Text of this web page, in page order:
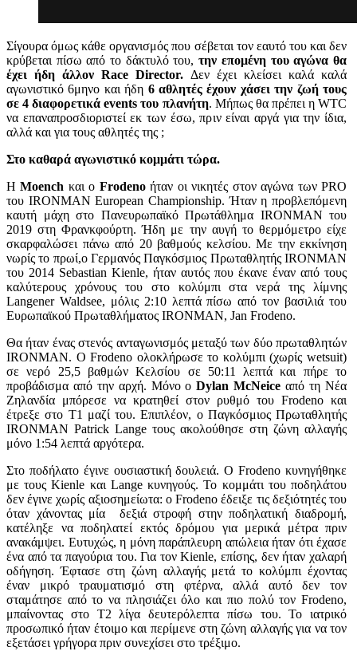
Σίγουρα όμως κάθε οργανισμός που σέβεται τον εαυτό του και δεν
κρύβεται πίσω από το δάκτυλό του,την επομένη του αγώνα θα
έχει ήδη άλλον Race Director. Δεν έχει κλείσει καλά καλά
αγωνιστικό 6μηνο και ήδη 6 αθλητές έχουν χάσει την ζωή τους
σε 4 διαφορετικά events του πλανήτη. Μήπως θα πρέπει η WTC
να επαναπροσδιοριστεί εκ των έσω, πριν είναι αργά για την ίδια,
αλλά και για τους αθλητές της ;
Στο καθαρά αγωνιστικό κομμάτι τώρα.
ΗMoench και ο Frodenoήταν οι νικητές στον αγώνα των PRO
του IRONMAN European Championship. Ήταν η προβλεπόμενη
καυτή μάχη στο Πανευρωπαϊκό Πρωτάθλημα IRONMAN του
2019 στη Φρανκφούρτη. Ήδη με την αυγή το θερμόμετρο είχε
σκαρφαλώσει πάνω από 20 βαθμούς κελσίου. Με την εκκίνηση
νωρίς το πρωί,ο Γερμανός Παγκόσμιος Πρωταθλητής IRONMAN
του 2014 Sebastian Kienle, ήταν αυτός που έκανε έναν από τους
καλύτερους χρόνους του στο κολύμπι στα νερά της λίμνης
Langener Waldsee, μόλις 2:10 λεπτά πίσω από τον βασιλιά του
Ευρωπαϊκού Πρωταθλήματος IRONMAN, Jan Frodeno.
Θα ήταν ένας στενός ανταγωνισμός μεταξύ των δύο πρωταθλητών
IRONMAN. Ο Frodeno ολοκλήρωσε το κολύμπι (χωρίς wetsuit)
σε νερό 25,5 βαθμών Κελσίου σε 50:11 λεπτά και πήρε το
προβάδισμα από την αρχή. Μόνο ο Dylan McNeice από τη Νέα
Ζηλανδία μπόρεσε να κρατηθεί στον ρυθμό του Frodeno και
έτρεξε στο Τ1 μαζί του. Επιπλέον, ο Παγκόσμιος Πρωταθλητής
IRONMAN Patrick Lange τους ακολούθησε στη ζώνη αλλαγής
μόνο 1:54 λεπτά αργότερα.
Στο ποδήλατο έγινε ουσιαστική δουλειά. Ο Frodeno κυνηγήθηκε
με τους Kienle και Lange κυνηγούς. Το κομμάτι του ποδηλάτου
δεν έγινε χωρίς αξιοσημείωτα: ο Frodeno έδειξε τις δεξιότητές του
όταν χάνοντας μία δεξιά στροφή στην ποδηλατική διαδρομή,
κατέληξε να ποδηλατεί εκτός δρόμου για μερικά μέτρα πριν
ανακάμψει. Ευτυχώς, η μόνη παράπλευρη απώλεια ήταν ότι έχασε
ένα από τα παγούρια του. Για τον Kienle, επίσης, δεν ήταν χαλαρή
οδήγηση. Έφτασε στη ζώνη αλλαγής μετά το κολύμπι έχοντας
έναν μικρό τραυματισμό στη φτέρνα, αλλά αυτό δεν τον
σταμάτησε από το να πλησιάζει όλο και πιο πολύ τον Frodeno,
μπαίνοντας στο Τ2 λίγα δευτερόλεπτα πίσω του. Το ιατρικό
προσωπικό ήταν έτοιμο και περίμενε στη ζώνη αλλαγής για να τον
εξετάσει γρήγορα πριν συνεχίσει στο τρέξιμο.